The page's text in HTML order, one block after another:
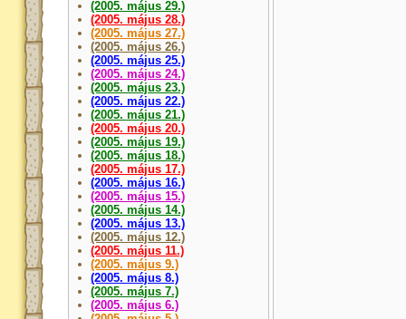
(2005. május 29.)
(2005. május 28.)
(2005. május 27.)
(2005. május 26.)
(2005. május 25.)
(2005. május 24.)
(2005. május 23.)
(2005. május 22.)
(2005. május 21.)
(2005. május 20.)
(2005. május 19.)
(2005. május 18.)
(2005. május 17.)
(2005. május 16.)
(2005. május 15.)
(2005. május 14.)
(2005. május 13.)
(2005. május 12.)
(2005. május 11.)
(2005. május 9.)
(2005. május 8.)
(2005. május 7.)
(2005. május 6.)